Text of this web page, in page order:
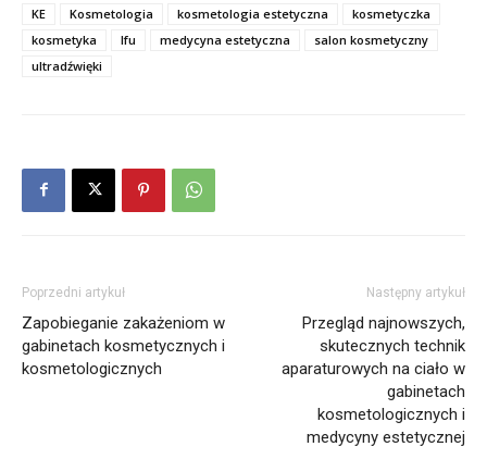
KE
Kosmetologia kosmetologia estetyczna
kosmetyczka
kosmetyka
lfu medycyna estetyczna
salon kosmetyczny
ultradźwięki
Poprzedni artykuł
Zapobieganie zakażeniom w
gabinetach kosmetycznych i
kosmetologicznych
Następny artykuł
Przegląd najnowszych,
skutecznych technik
aparaturowych na ciało w
gabinetach
kosmetologicznych i
medycyny estetycznej